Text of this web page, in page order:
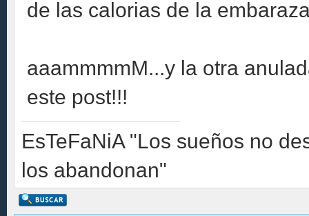
de las calorias de la
aaammmmM...y la otra
este post!!!
EsTeFaNiA "Los sueños no
los abandonan"